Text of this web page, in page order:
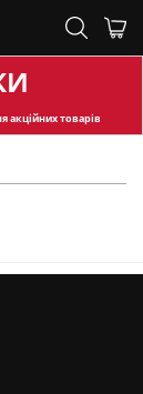
акційних товарів